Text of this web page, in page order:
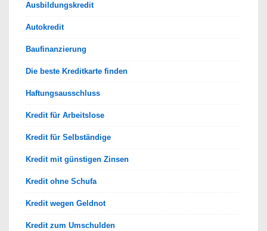
Ausbildungskredit
Autokredit
Baufinanzierung
Die beste Kreditkarte finden
Haftungsausschluss
Kredit für Arbeitslose
Kredit für Selbständige
Kredit mit günstigen Zinsen
Kredit ohne Schufa
Kredit wegen Geldnot
Kredit zum Umschulden